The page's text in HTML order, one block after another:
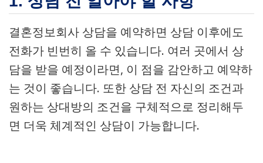
결혼정보회사 상담을 예약하면 상담 이후에도
전화가 빈번히 올 수 있습니다. 여러 곳에서 상
담을 받을 예정이라면, 이 점을 감안하고 예약하
는 것이 좋습니다. 또한 상담 전 자신의 조건과
원하는 상대방의 조건을 구체적으로 정리해두
면 더욱 체계적인 상담이 가능합니다.